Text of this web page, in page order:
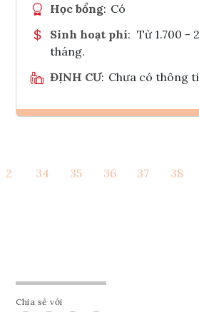
Học bổng: Có
Sinh hoạt phí: Từ 1.700 -
tháng.
ĐỊNH CƯ: Chưa có thông
Tham vấn
2 34 35 36 37 38
Chia sẻ với